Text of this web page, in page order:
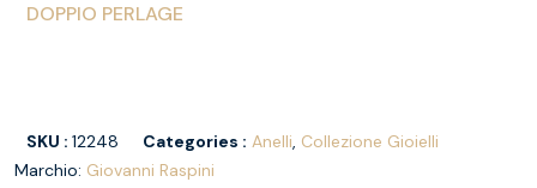
DOPPIO PERLAGE
SKU :12248 Categories : Anelli, Collezione Gioielli
Marchio: Giovanni Raspini